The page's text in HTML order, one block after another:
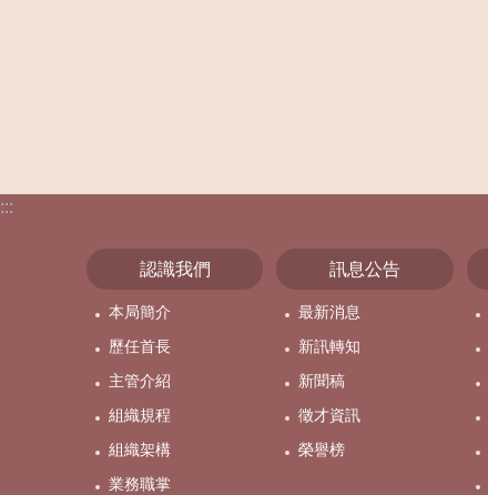
:::
認識我們
本局簡介
歷任首長
主管介紹
組織規程
組織架構
業務職掌
訊息公告
最新消息
新訊轉知
新聞稿
徵才資訊
榮譽榜